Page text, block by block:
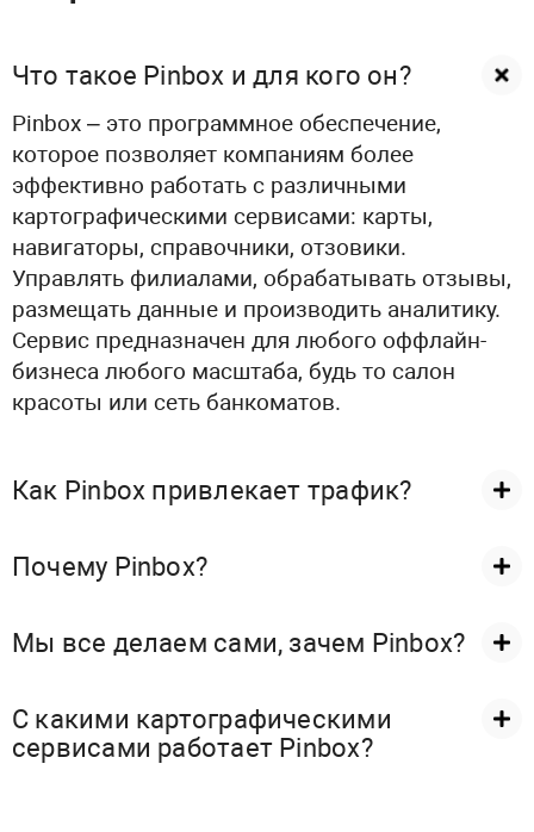
Что такое Pinbox и для кого он?
Pinbox – это программное обеспечение,
которое позволяет компаниям более
эффективно работать с различными
картографическими сервисами: карты,
навигаторы, справочники, отзовики.
Управлять филиалами, обрабатывать отзывы,
размещать данные и производить аналитику.
Сервис предназначен для любого оффлайн-
бизнеса любого масштаба, будь то салон
красоты или сеть банкоматов.
Как Pinbox привлекает трафик?
Почему Pinbox?
Мы все делаем сами, зачем Pinbox?
С какими картографическими
сервисами работает Pinbox?